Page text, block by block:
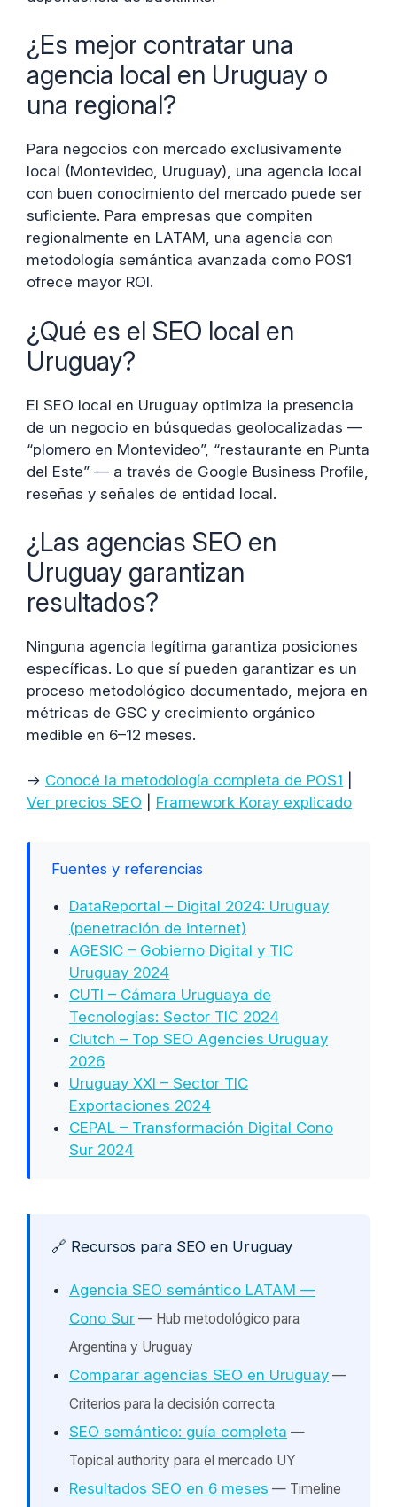
¿Es mejor contratar una
agencia local en Uruguay o
una regional?
Para negocios con mercado exclusivamente
local (Montevideo, Uruguay), una agencia local
con buen conocimiento del mercado puede ser
suficiente. Para empresas que compiten
regionalmente en LATAM, una agencia con
metodología semántica avanzada como POS1
ofrece mayor ROI.
¿Qué es el SEO local en
Uruguay?
El SEO local en Uruguay optimiza la presencia
de un negocio en búsquedas geolocalizadas —
“plomero en Montevideo”, “restaurante en Punta
del Este” — a través de Google Business Profile,
reseñas y señales de entidad local.
¿Las agencias SEO en
Uruguay garantizan
resultados?
Ninguna agencia legítima garantiza posiciones
específicas. Lo que sí pueden garantizar es un
proceso metodológico documentado, mejora en
métricas de GSC y crecimiento orgánico
medible en 6–12 meses.
→ Conocé la metodología completa de POS1
Ver precios SEO
Framework Koray explicado
Fuentes y referencias
DataReportal – Digital 2024: Uruguay
(penetración de internet)
AGESIC – Gobierno Digital y TIC
Uruguay 2024
CUTI – Cámara Uruguaya de
Tecnologías: Sector TIC 2024
Clutch – Top SEO Agencies Uruguay
2026
Uruguay XXI – Sector TIC
Exportaciones 2024
CEPAL – Transformación Digital Cono
Sur 2024
🔗 Recursos para SEO en Uruguay
Agencia SEO semántico LATAM —
Cono Sur — Hub metodológico para
Argentina y Uruguay
Comparar agencias SEO en Uruguay —
Criterios para la decisión correcta
SEO semántico: guía completa —
Topical authority para el mercado UY
Resultados SEO en 6 meses — Timeline